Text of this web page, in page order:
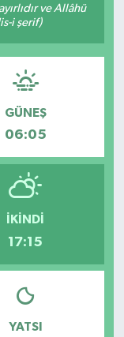
ve Allâhü
i şerif)
GÜNEŞ
06:05
İKINDI
17:15
YATSI